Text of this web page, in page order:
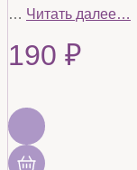
… Читать далее…
190 ₽